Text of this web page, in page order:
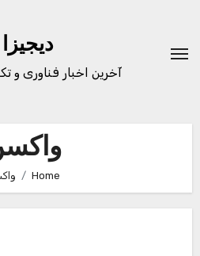
content
دیجیزا
آخرین اخبار فناوری و
Home